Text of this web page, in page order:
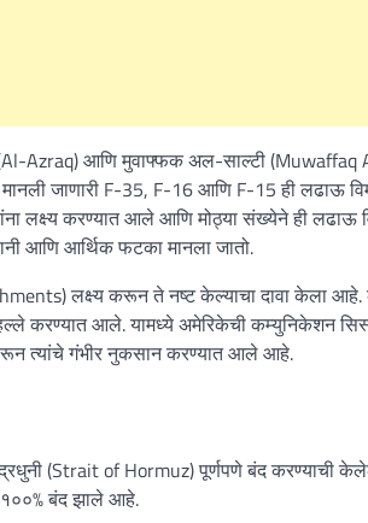
Azraq) आणि मुवाफ्फक अल-साल्टी (Muwaffaq
जाणारी F-35, F-16 आणि F-15 ही लढाऊ
लक्ष्य करण्यात आले आणि मोठ्या संख्येने ही लढाऊ
आणि आर्थिक फटका मानला जातो.
लक्ष्य करून ते नष्ट केल्याचा दावा केला
करण्यात आले. यामध्ये अमेरिकेची कम्युनिकेशन
त्यांचे गंभीर नुकसान करण्यात आले आहे.
(Strait of Hormuz) पूर्णपणे बंद करण्याची
बंद झाले आहे.